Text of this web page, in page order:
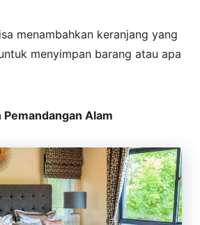
menambahkan keranjang yang
menyimpan barang atau apa
Pemandangan Alam